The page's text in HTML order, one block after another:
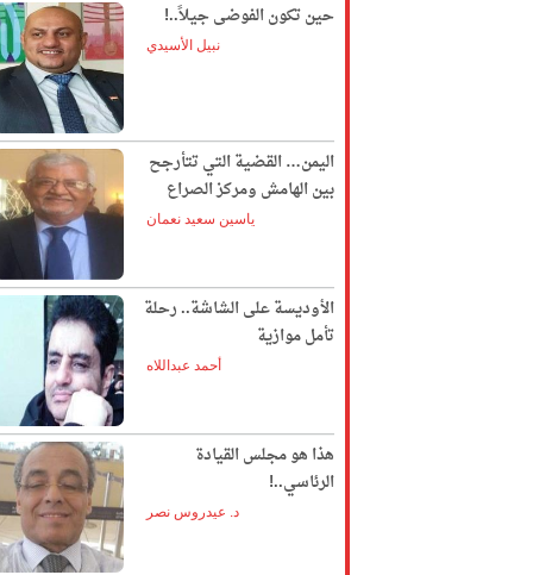
حين تكون الفوضى جيلاً..!
نبيل الأسيدي
اليمن… القضية التي تتأرجح
بين الهامش ومركز الصراع
ياسين سعيد نعمان
الأوديسة على الشاشة.. رحلة
تأمل موازية
أحمد عبداللاه
هذا هو مجلس القيادة
الرئاسي..!
د. عيدروس نصر